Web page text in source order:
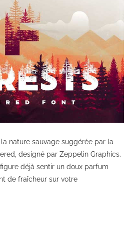
nature sauvage suggérée par la
designé par Zeppelin Graphics.
déjà sentir un doux parfum
de fraîcheur sur votre